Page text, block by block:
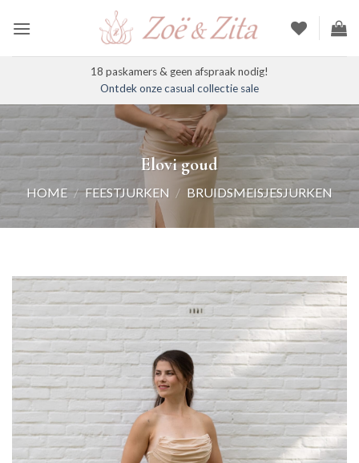
naar
18 paskamers & geen afspraak nodig!
Ontdek onze casual collectie sale
Elovi goud
HOME / FEESTJURKEN / BRUIDSMEISJESJURKEN